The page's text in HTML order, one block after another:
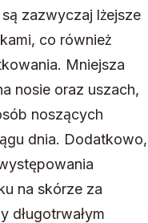
zazwyczaj lżejsze
co również
Mniejsza
nosie oraz uszach,
noszących
dnia. Dodatkowo,
na skórze za
długotrwałym